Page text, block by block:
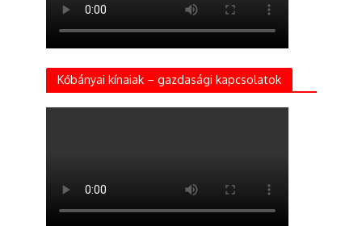
Kőbányai kínaiak – gazdasági kapcsolatok